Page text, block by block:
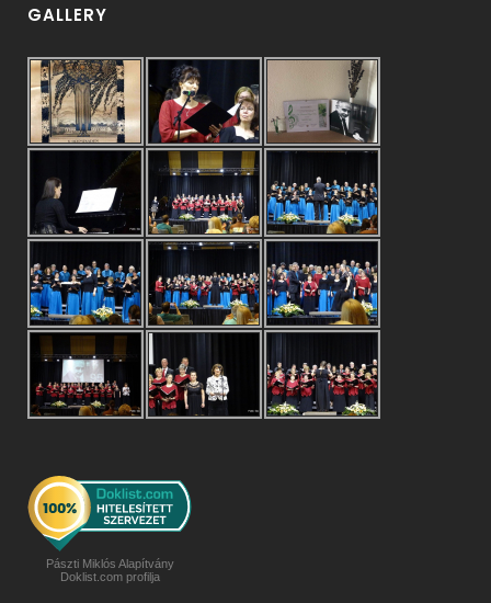
GALLERY
Pászti Miklós Alapítvány
Doklist.com profilja